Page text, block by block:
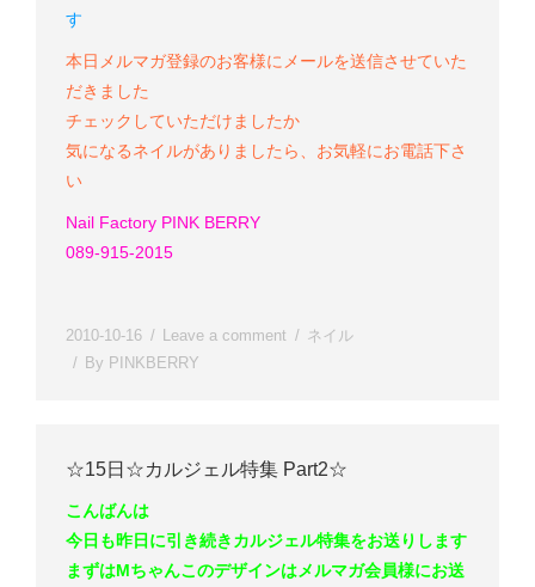
す
本日メルマガ登録のお客様にメールを送信させていた
だきました
チェックしていただけましたか
気になるネイルがありましたら、お気軽にお電話下さ
い
Nail Factory PINK BERRY
089-915-2015
2010-10-16 Leave a comment
ネイル
By PINKBERRY
☆15日☆カルジェル特集 Part2☆
こんばんは
今日も昨日に引き続きカルジェル特集をお送りします
まずはMちゃんこのデザインはメルマガ会員様にお送